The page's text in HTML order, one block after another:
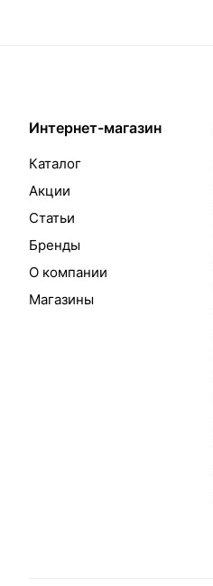
Интернет-магазин
Каталог
Акции
Статьи
Бренды
О компании
Магазины